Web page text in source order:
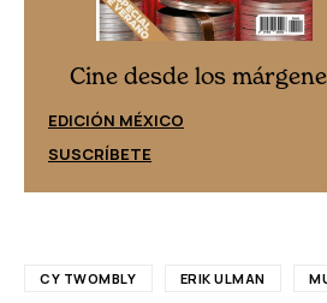
Cine desde los
EDICIÓN MÉXICO
SUSCRÍBETE
CY TWOMBLY ERIK ULMAN